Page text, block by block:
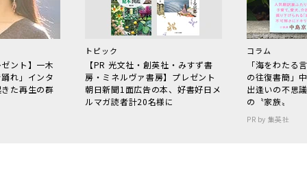
ント】一木
れ」インタ
た再生の群
トピック
【PR 光文社・創英社・みすず書
房・ミネルヴァ書房】プレゼント
朝日新聞1面広告の本、好書好日メ
ルマガ読者計20名様に
コラム
「海をわた
の往復書簡」
出逢いの不思
の〝家族〟
PR by 集英社